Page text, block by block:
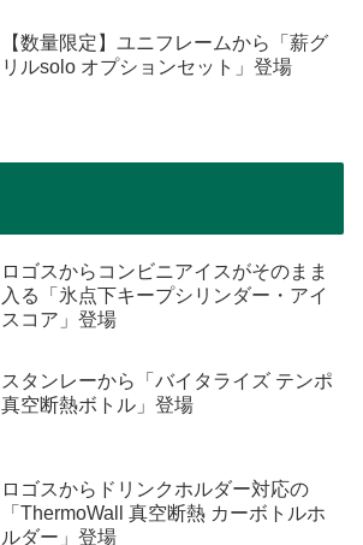
【数量限定】ユニフレームから「薪グ
リルsolo オプションセット」登場
ロゴスからコンビニアイスがそのまま
入る「氷点下キープシリンダー・アイ
スコア」登場
スタンレーから「バイタライズ テンポ
真空断熱ボトル」登場
ロゴスからドリンクホルダー対応の
「ThermoWall 真空断熱 カーボトルホ
ルダー」登場